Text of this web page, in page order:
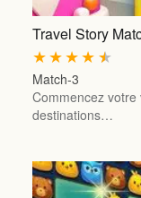
Travel Story
★
★
★
★
★
Match-3
Commencez
destinations…